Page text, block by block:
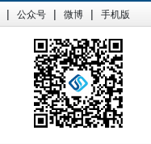
| 公众号 | 微博 | 手机版